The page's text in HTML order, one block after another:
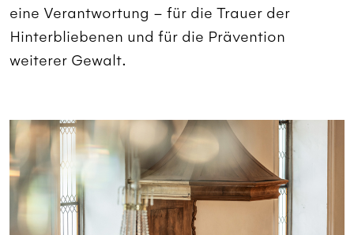
eine Verantwortung – für die Trauer der
Hinterbliebenen und für die Prävention
weiterer Gewalt.